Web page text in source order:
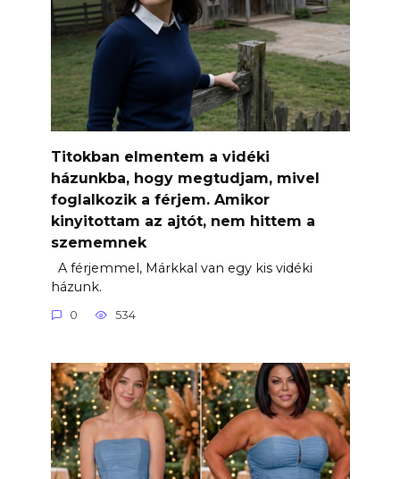
Titokban elmentem a vidéki
házunkba, hogy megtudjam, mivel
foglalkozik a férjem. Amikor
kinyitottam az ajtót, nem hittem a
szememnek
A férjemmel, Márkkal van egy kis vidéki
házunk.
0 534